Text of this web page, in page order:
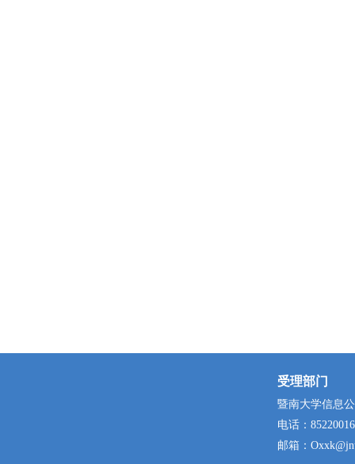
受理部门
暨南大学信息
电话： 85220016
邮箱：